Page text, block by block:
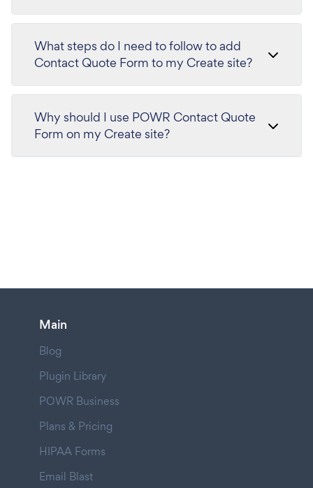
What steps do I need to follow to add
Contact Quote Form to my Create site?
Why should I use POWR Contact Quote
Form on my Create site?
Main
Blog
Plugin Library
POWR Business
Plans & Pricing
HIPAA Forms
Email Blast